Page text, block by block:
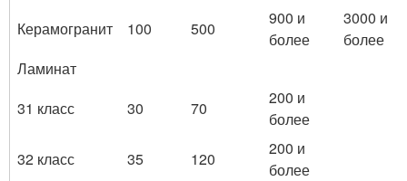
Керамогранит
100 500
900 и
более
3000 и
более
Ламинат
31 класс
30 70
200 и
более
32 класс
35 120
200 и
более